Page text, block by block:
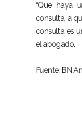
“Que haya
consulta, a
consulta es
el abogado.
Fuente: BN